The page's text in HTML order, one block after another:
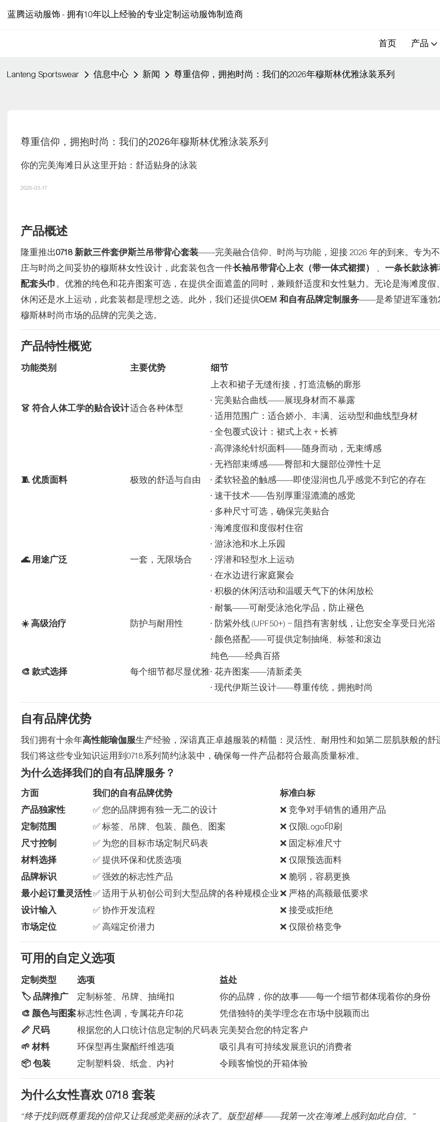
蓝腾运动服饰 - 拥有10年以上经验的专业定制运动服饰制造商
首页 产品
Lanteng Sportswear 信息中心 新闻 尊重信仰，拥抱时尚：我们的2026年穆斯林优雅泳装系列
尊重信仰，拥抱时尚：我们的2026年穆斯林优雅泳装系列
你的完美海滩日从这里开始：舒适贴身的泳装
2026-03-17
产品概述
隆重推出0718 新款三件套伊斯兰吊带背心套装——完美融合信仰、时尚与功能，迎接 2026 年的到来。专为
庄与时尚之间妥协的穆斯林女性设计，此套装包含一件长袖吊带背心上衣（带一体式裙摆） 、 一条长款泳裤
配套头巾。优雅的纯色和花卉图案可选，在提供全面遮盖的同时，兼顾舒适度和女性魅力。无论是海滩度假
休闲还是水上运动，此套装都是理想之选。此外，我们还提供OEM 和自有品牌定制服务——是希望进军蓬勃
穆斯林时尚市场的品牌的完美之选。
产品特性概览
功能类别 主要优势 细节
👗 符合人体工学的贴合设计适合各种体型
上衣和裙子无缝衔接，打造流畅的廓形
• 完美贴合曲线——展现身材而不暴露
• 适用范围广：适合娇小、丰满、运动型和曲线型身材
• 全包覆式设计：裙式上衣 + 长裤
🧵 优质面料 极致的舒适与自由
• 高弹涤纶针织面料——随身而动，无束缚感
• 无裆部束缚感——臀部和大腿部位弹性十足
• 柔软轻盈的触感——即使湿润也几乎感觉不到它的存在
• 速干技术——告别厚重湿漉漉的感觉
• 多种尺寸可选，确保完美贴合
🌊 用途广泛 一套，无限场合
• 海滩度假和度假村住宿
• 游泳池和水上乐园
• 浮潜和轻型水上运动
• 在水边进行家庭聚会
• 积极的休闲活动和温暖天气下的休闲放松
☀️ 高级治疗 防护与耐用性
• 耐氯——可耐受泳池化学品，防止褪色
• 防紫外线 (UPF50+) – 阻挡有害射线，让您安全享受日光浴
• 颜色搭配——可提供定制抽绳、标签和滚边
🎨 款式选择 每个细节都尽显优雅
纯色——经典百搭
• 花卉图案——清新柔美
• 现代伊斯兰设计——尊重传统，拥抱时尚
自有品牌优势
我们拥有十余年高性能瑜伽服生产经验，深谙真正卓越服装的精髓：灵活性、耐用性和如第二层肌肤般的舒
我们将这些专业知识运用到0718系列简约泳装中，确保每一件产品都符合最高质量标准。
为什么选择我们的自有品牌服务？
方面 我们的自有品牌优势
标准白标
产品独家性
✅ 您的品牌拥有独一无二的设计
❌ 竞争对手销售的通用产品
定制范围
✅ 标签、吊牌、包装、颜色、图案
❌ 仅限Logo印刷
尺寸控制
✅ 为您的目标市场定制尺码表
❌ 固定标准尺寸
材料选择
✅ 提供环保和优质选项
❌ 仅限预选面料
品牌标识
✅ 强效的标志性产品
❌ 脆弱，容易更换
最小起订量灵活性✅ 适用于从初创公司到大型品牌的各种规模企业❌ 严格的高额最低要求
设计输入
✅ 协作开发流程
❌ 接受或拒绝
市场定位
✅ 高端定价潜力 ❌ 仅限价格竞争
可用的自定义选项
定制类型 选项
益处
🏷️ 品牌推广
定制标签、吊牌、抽绳扣
你的品牌，你的故事——每一个细节都体现着你的身份
🎨 颜色与图案标志性色调，专属花卉印花
凭借独特的美学理念在市场中脱颖而出
📏 尺码
根据您的人口统计信息定制的尺码表完美契合您的特定客户
🌱 材料
环保型再生聚酯纤维选项
吸引具有可持续发展意识的消费者
📦 包装
定制塑料袋、纸盒、内衬 令顾客愉悦的开箱体验
为什么女性喜欢 0718 套装
“终于找到既尊重我的信仰又让我感觉美丽的泳衣了。版型超棒——我第一次在海滩上感到如此自信。”